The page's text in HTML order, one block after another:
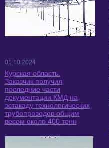
01.10.2024
Курская область.
Заказчик получил
последние части
документации КМД на
эстакаду технологических
трубопроводов общим
весом около 400 тонн